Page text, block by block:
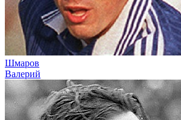
Шмаров
Валерий